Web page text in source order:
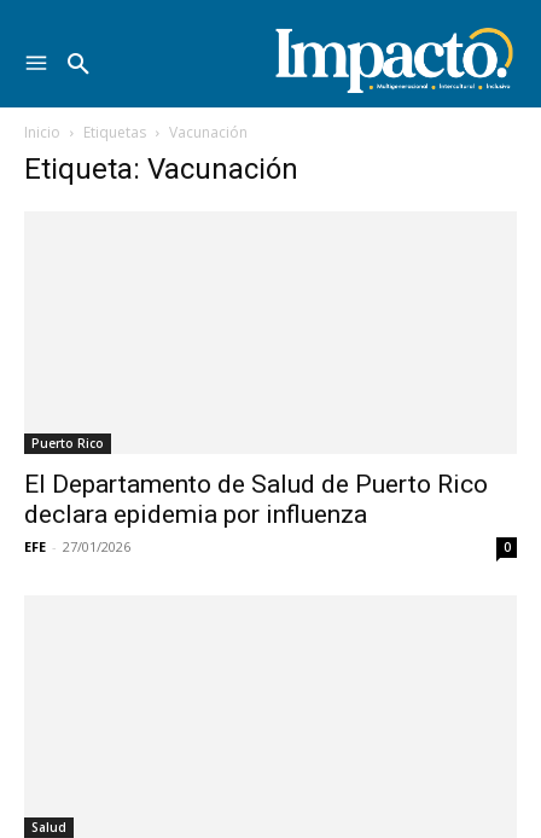
Inicio Etiquetas Vacunación
Etiqueta: Vacunación
Puerto Rico
El Departamento de Salud de Puerto Rico
declara epidemia por influenza
EFE - 27/01/2026 0
Salud